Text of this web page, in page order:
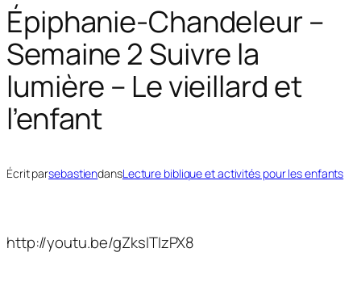
Épiphanie-Chandeleur –
Semaine 2 Suivre la
lumière – Le vieillard et
l’enfant
Écrit parsebastiendansLecture biblique et activités pour les enfants
http://youtu.be/gZksITIzPX8